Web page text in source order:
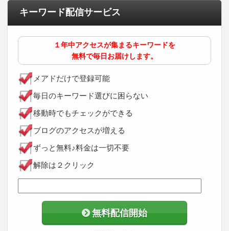
キーワード配信サービス
１年中アクセスが集まるキーワードを
無料で毎日お届けします。
メアドだけで登録可能
毎日のキーワード選びに困らない
移動時でもチェックができる
ブログのアクセスが増える
ずっと無料♪料金は一切不要
解除は２クリック
無料配信開始